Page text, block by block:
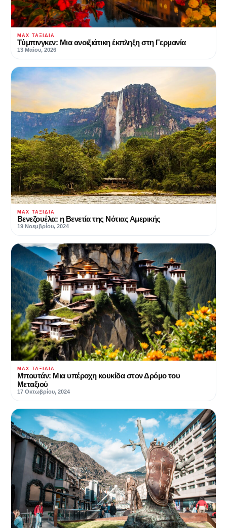
MAX ΤΑΞΊΔΙΑ
Tύμπινγκεν: Μια ανοιξιάτικη έκπληξη στη Γερμανία
13 Μαΐου, 2026
MAX ΤΑΞΊΔΙΑ
Βενεζουέλα: η Βενετία της Νότιας Αμερικής
19 Νοεμβρίου, 2024
MAX ΤΑΞΊΔΙΑ
Μπουτάν: Μια υπέροχη κουκίδα στον Δρόμο του
Μεταξιού
17 Οκτωβρίου, 2024